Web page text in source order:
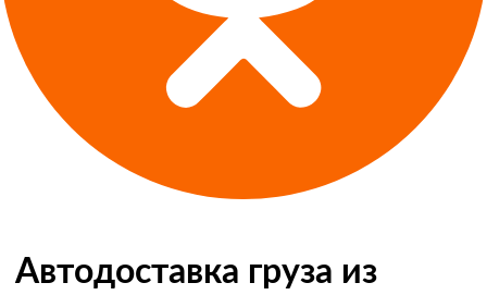
Автодоставка груза из